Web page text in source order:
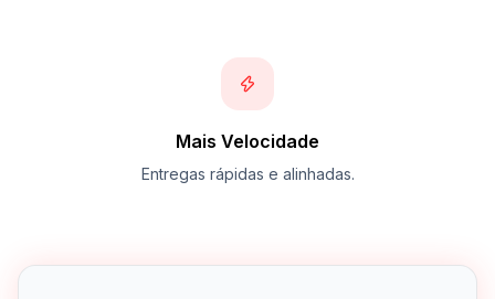
Mais Velocidade
Entregas rápidas e alinhadas.